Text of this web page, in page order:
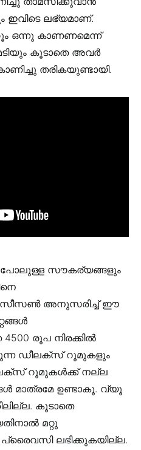
ഇവിടെ ലഭ്യമാണ്.
ഒന്നു കാണണമെന്ന്
കൂടാതെ അവർ
തരികയുണ്ടായി.
സൗകര്യങ്ങളും
സീസൺ അനുസരിച്ച് ഈ
രൂപ നിരക്കിൽ
ഡീലക്സ് റൂമുകളും
റൂമുകൾക്ക് നല്ല
ഉണ്ടാകൂ. വ്യൂ
കൂടാതെ
മറ്റു
ലഭിക്കുകയില്ല.